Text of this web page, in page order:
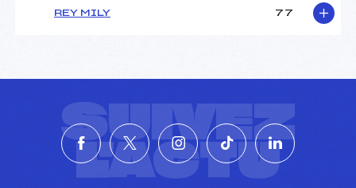
REY MILY 77
SUIVEZ
L'ACTU